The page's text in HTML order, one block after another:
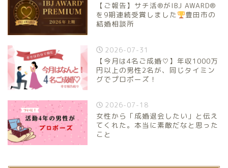
【ご報告】サチ活®がIBJ AWARD®
を9期連続受賞しました
豊田市の
結婚相談所
2026-07-31
【今月は4名ご成婚♡】年収1000万
円以上の男性2名が、同じタイミン
グでプロポーズ！
2026-07-18
女性から「成婚退会したい」と伝え
てくれた。本当に素敵だなと思った
こと